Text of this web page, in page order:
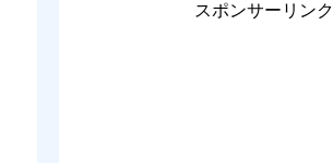
スポンサーリンク